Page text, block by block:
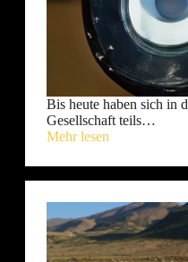
Bis heute haben sich in
Gesellschaft teils…
Mehr lesen